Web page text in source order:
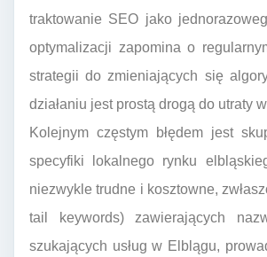
traktowanie SEO jako
optymalizacji zapomina o
strategii do zmieniających się
działaniu jest prostą drogą do utraty
Kolejnym częstym błędem jest
specyfiki lokalnego rynku
niezwykle trudne i kosztowne,
tail keywords) zawierających
szukających usług w Elblągu,